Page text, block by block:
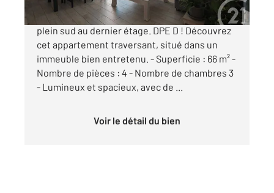
Appartement F4 avec 3 chambres lumineux et
plein sud au dernier étage. DPE D ! Découvrez
cet appartement traversant, situé dans un
immeuble bien entretenu. - Superficie : 66 m² -
Nombre de pièces : 4 - Nombre de chambres 3
- Lumineux et spacieux, avec de ...
Voir le détail du bien